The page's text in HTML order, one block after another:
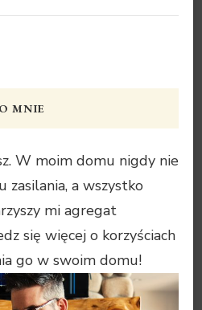
O MNIE
W moim domu nigdy nie
zasilania, a wszystko
mi agregat
się więcej o korzyściach
go w swoim domu!